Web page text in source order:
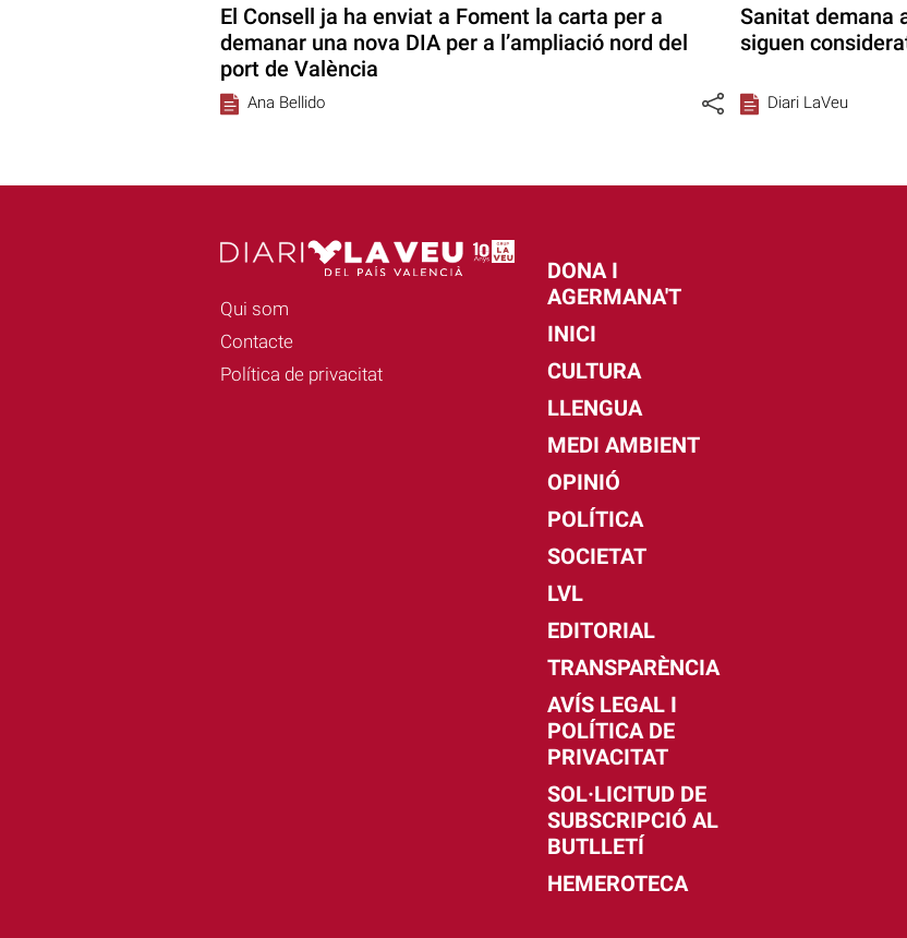
El Consell ja ha enviat a Foment la carta per a
demanar una nova DIA per a l’ampliació nord del
port de València
Ana Bellido
Sanitat demana
siguen
Diari LaVeu
Qui som
Contacte
Política de privacitat
DONA I
AGERMANA'T
INICI
CULTURA
LLENGUA
MEDI AMBIENT
OPINIÓ
POLÍTICA
SOCIETAT
LVL
EDITORIAL
TRANSPARÈNCIA
AVÍS LEGAL I
POLÍTICA DE
PRIVACITAT
SOL·LICITUD DE
SUBSCRIPCIÓ AL
BUTLLETÍ
HEMEROTECA